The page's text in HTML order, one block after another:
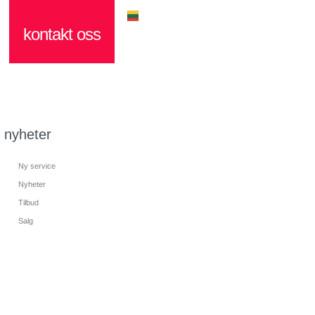
kontakt oss
nyheter
Ny service
Nyheter
Tilbud
Salg